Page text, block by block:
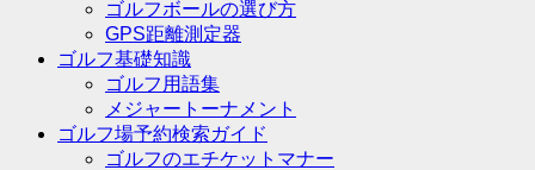
ゴルフボールの選び方
GPS距離測定器
ゴルフ基礎知識
ゴルフ用語集
メジャートーナメント
ゴルフ場予約検索ガイド
ゴルフのエチケットマナー